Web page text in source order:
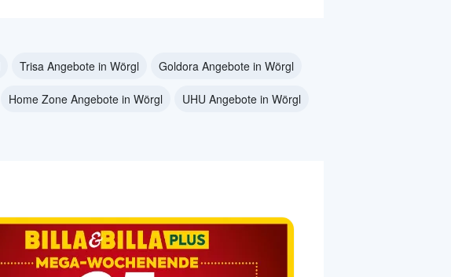
Trisa Angebote in Wörgl Goldora Angebote in Wörgl
Home Zone Angebote in Wörgl UHU Angebote in Wörgl